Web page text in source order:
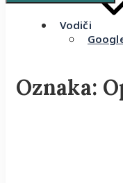
Vodiči
Oznaka: